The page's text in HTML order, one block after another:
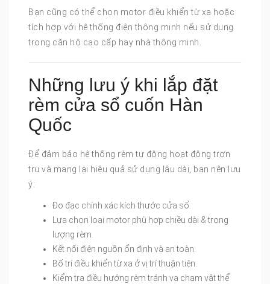
Bạn cũng có thể chọn motor điều khiển từ xa hoặc
tích hợp với hệ thống điện thông minh nếu sử dụng
trong căn hộ cao cấp hay nhà thông minh.
Những lưu ý khi lắp đặt
rèm cửa sổ cuốn Hàn
Quốc
Để đảm bảo hệ thống rèm tự động hoạt động trơn
tru và mang lại hiệu quả sử dụng lâu dài, bạn nên lưu
ý:
Đo đạc chính xác kích thước cửa sổ.
Lựa chọn loại motor phù hợp chiều dài & trọng
lượng rèm.
Kết nối điện nguồn ổn định và an toàn.
Bố trí điều khiển từ xa ở vị trí thuận tiện.
Kiểm tra điều hướng rèm tránh va chạm vật thể